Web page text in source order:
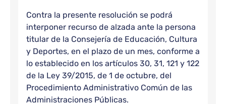
Contra la presente resolución se podrá
interponer recurso de alzada ante la persona
titular de la Consejería de Educación, Cultura
y Deportes, en el plazo de un mes, conforme a
lo establecido en los artículos 30, 31, 121 y 122
de la Ley 39/2015, de 1 de octubre, del
Procedimiento Administrativo Común de las
Administraciones Públicas.